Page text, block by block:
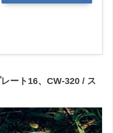
ート16、CW-320 / ス